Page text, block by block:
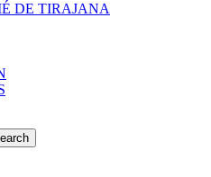
DE TIRAJANA